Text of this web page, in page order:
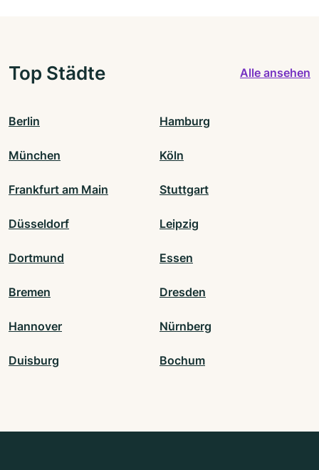
Top Städte Alle ansehen
Berlin Hamburg
München Köln
Frankfurt am Main Stuttgart
Düsseldorf Leipzig
Dortmund Essen
Bremen Dresden
Hannover Nürnberg
Duisburg Bochum